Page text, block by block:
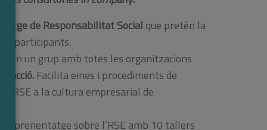
de Responsabilitat Social que pretén la
a participants.
en un grup amb totes les organitzacions
Facilita eines i procediments de
a la cultura empresarial de
sobre l’RSE amb 10 tallers